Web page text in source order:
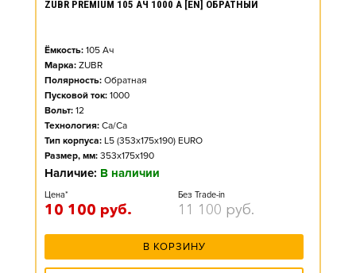
ZUBR PREMIUM 105 АЧ 1000 А [EN] ОБРАТНЫЙ
Ёмкость: 105 Ач
Марка: ZUBR
Полярность: Обратная
Пусковой ток: 1000
Вольт: 12
Технология: Ca/Ca
Тип корпуса: L5 (353x175x190) EURO
Размер, мм: 353x175x190
Наличие: В наличии
Цена*
10 100 руб.
Без Trade-in
11 100 руб.
В КОРЗИНУ